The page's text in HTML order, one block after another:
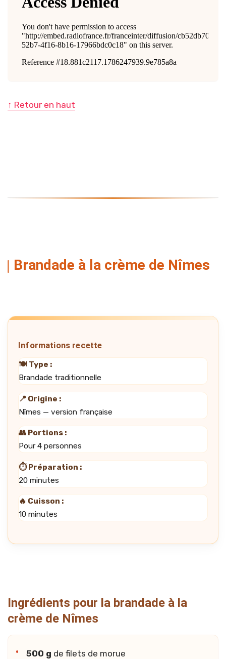
↑ Retour en haut
Brandade à la crème de Nîmes
Informations recette
🍽️ Type :
Brandade traditionnelle
📍 Origine :
Nîmes — version française
👥 Portions :
Pour 4 personnes
⏱️ Préparation :
20 minutes
🔥 Cuisson :
10 minutes
Ingrédients pour la brandade à la
crème de Nîmes
500 g de filets de morue